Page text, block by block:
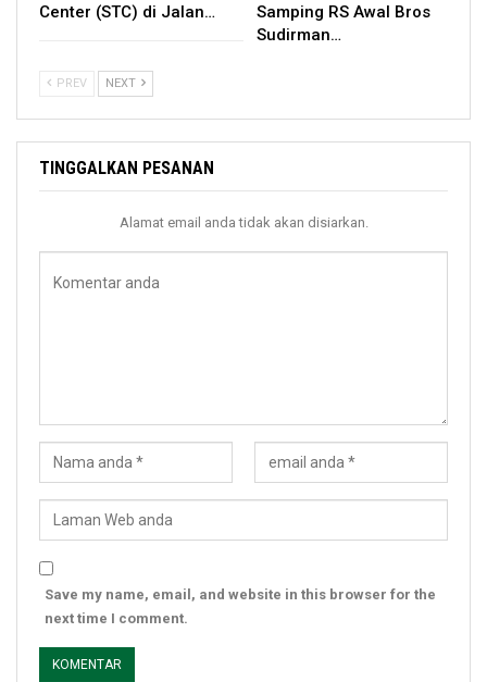
Center (STC) di Jalan…
Samping RS Awal Bros
Sudirman…
PREV NEXT
TINGGALKAN PESANAN
Alamat email anda tidak akan disiarkan.
Save my name, email, and website in this browser for the
next time I comment.